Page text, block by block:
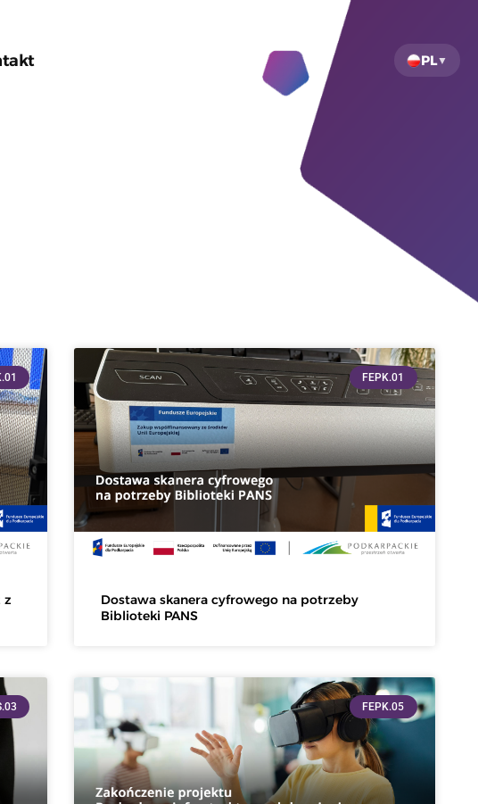
PL
z
FEPK.01
Dostawa skanera cyfrowego na potrzeby
Biblioteki PANS
FEPK.05